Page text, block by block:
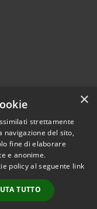
© 2026 • Comune di
Guardia • Powered by
•
Accesso
redazione
×
strettamente
navigazione del sito,
fine di elaborare
e anonime.
policy al seguente link
TUTTO